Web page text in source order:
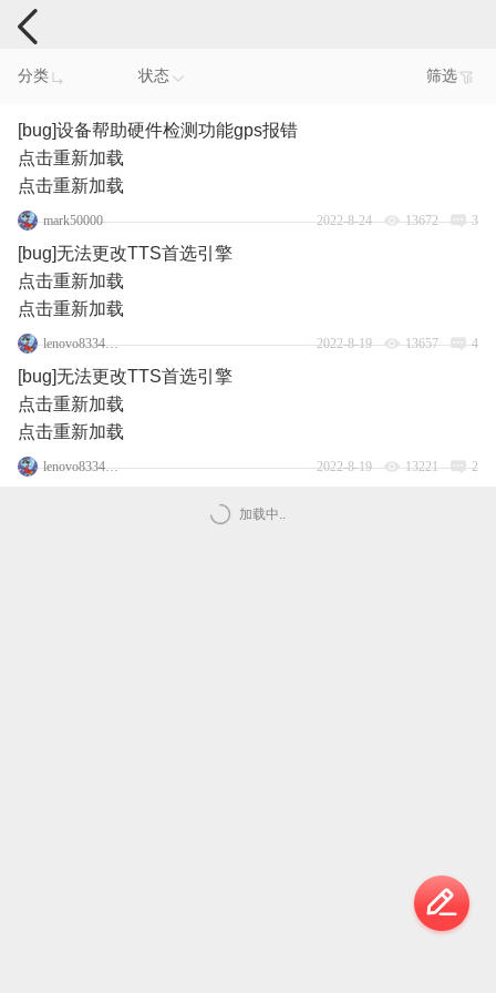
手机反馈
分类 状态 筛选
[bug]设备帮助硬件检测功能gps报错
点击重新加载
点击重新加载
mark50000 2022-8-24 13672 3
[bug]无法更改TTS首选引擎
点击重新加载
点击重新加载
lenovo83342864 2022-8-19 13657 4
[bug]无法更改TTS首选引擎
点击重新加载
点击重新加载
lenovo83342864 2022-8-19 13221 2
加载中..